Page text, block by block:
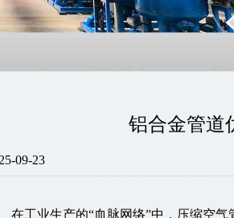
铝合金管道
09-23
在工业生产的“血脉网络”中，压缩空